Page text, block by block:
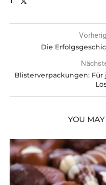
Die
Blisterverpackungen:
YOU